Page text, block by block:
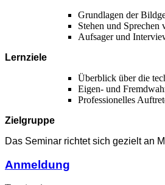
Grundlagen der
Stehen und Sprechen
Aufsager und
Lernziele
Überblick über die
Eigen- und
Professionelles
Zielgruppe
Das Seminar richtet sich gezielt an
Anmeldung